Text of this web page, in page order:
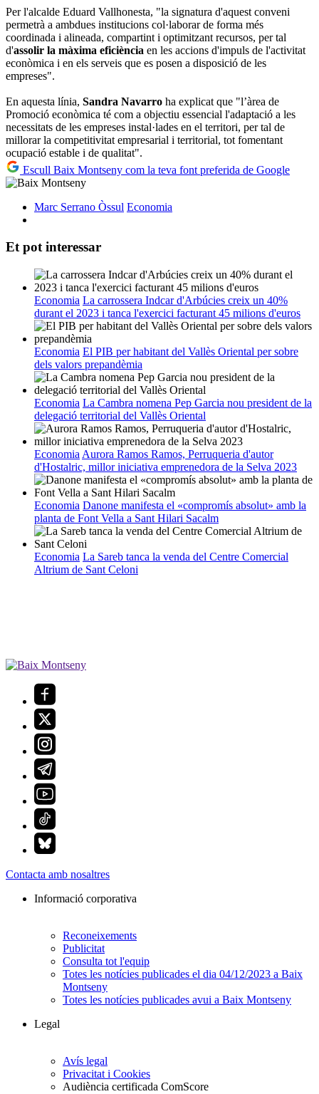
Per l'alcalde Eduard Vallhonesta, "la signatura d'aquest conveni
permetrà a ambdues institucions col·laborar de forma més
coordinada i alineada, compartint i optimitzant recursos, per tal
d'assolir la màxima eficiència en les accions d'impuls de l'activitat
econòmica i en els serveis que es posen a disposició de les
empreses".
En aquesta línia, Sandra Navarro ha explicat que "l’àrea de
Promoció econòmica té com a objectiu essencial l'adaptació a les
necessitats de les empreses instal·lades en el territori, per tal de
millorar la competitivitat empresarial i territorial, tot fomentant
ocupació estable i de qualitat".
Escull Baix Montseny com la teva font preferida de Google
Marc Serrano Òssul Economia
Et pot interessar
Economia La carrossera Indcar d'Arbúcies creix un 40%
durant el 2023 i tanca l'exercici facturant 45 milions d'euros
Economia El PIB per habitant del Vallès Oriental per sobre
dels valors prepandèmia
Economia La Cambra nomena Pep Garcia nou president de la
delegació territorial del Vallès Oriental
Economia Aurora Ramos Ramos, Perruqueria d'autor
d'Hostalric, millor iniciativa emprenedora de la Selva 2023
Economia Danone manifesta el «compromís absolut» amb la
planta de Font Vella a Sant Hilari Sacalm
Economia La Sareb tanca la venda del Centre Comercial
Altrium de Sant Celoni
Contacta amb nosaltres
Informació corporativa
Reconeixements
Publicitat
Consulta tot l'equip
Totes les notícies publicades el dia 04/12/2023 a Baix
Montseny
Totes les notícies publicades avui a Baix Montseny
Legal
Avís legal
Privacitat i Cookies
Audiència certificada ComScore